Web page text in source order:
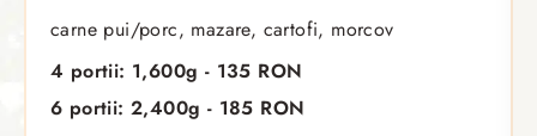
carne pui/porc, mazare, cartofi, morcov
4 portii: 1,600g - 135 RON
6 portii: 2,400g - 185 RON